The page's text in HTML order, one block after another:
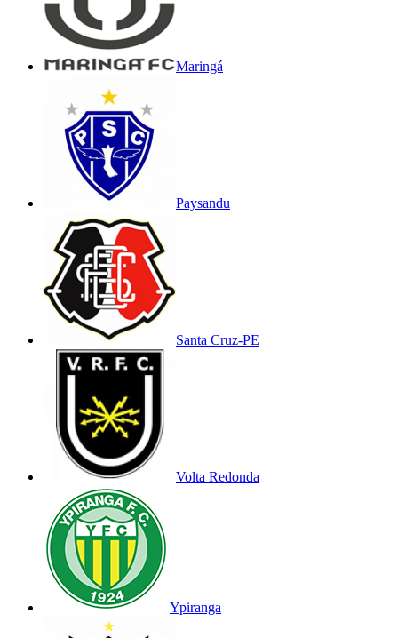
Maringá
Paysandu
Santa Cruz-PE
Volta Redonda
Ypiranga